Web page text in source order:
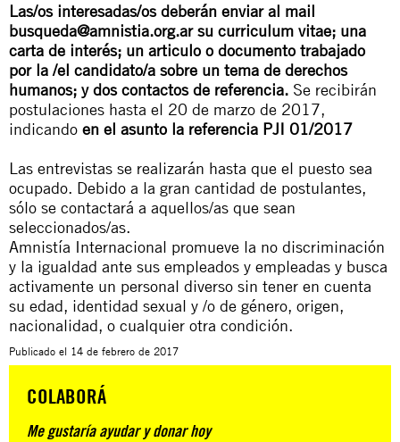
Las/os interesadas/os deberán enviar al mail
busqueda@amnistia.org.arsu curriculum vitae; una
carta de interés; un articulo o documento trabajado
por la /el candidato/a sobre un tema de derechos
humanos; y dos contactos de referencia. Se recibirán
postulaciones hasta el 20 de marzo de 2017,
indicando en el asunto la referencia PJI 01/2017
Las entrevistas se realizarán hasta que el puesto sea
ocupado. Debido a la gran cantidad de postulantes,
sólo se contactará a aquellos/as que sean
seleccionados/as.
Amnistía Internacional promueve la no discriminación
y la igualdad ante sus empleados y empleadas y busca
activamente un personal diverso sin tener en cuenta
su edad, identidad sexual y /o de género, origen,
nacionalidad, o cualquier otra condición.
Publicado el 14 de febrero de 2017
COLABORÁ
Me gustaría ayudar y donar hoy